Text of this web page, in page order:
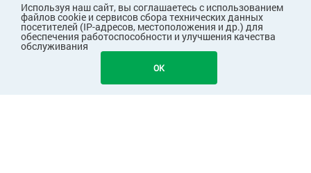
В КОРЗИНУ 466
Используя наш сайт, вы соглашаетесь с использованием
файлов cookie и сервисов сбора технических данных
посетителей (IP-адресов, местоположения и др.) для
обеспечения работоспособности и улучшения качества
обслуживания
OK